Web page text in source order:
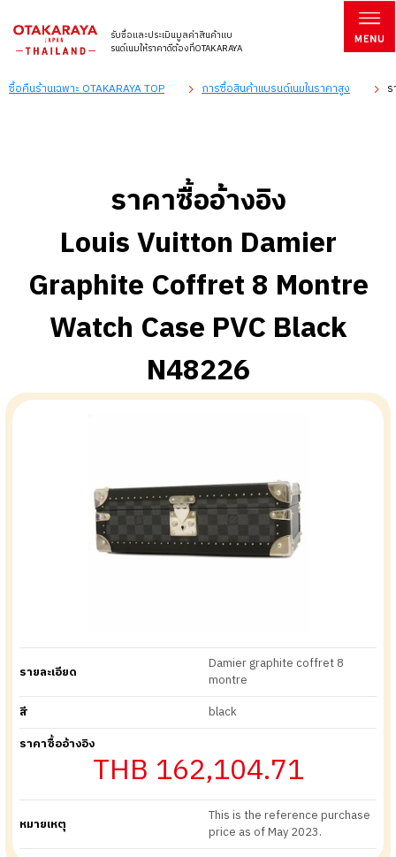
รับซื้อและประเมินมูลค่าสินค้าแบ
รนด์เนมให้ราคาดีต้องที่OTAKARAYA
ซื้อคืนร้านเฉพาะ OTAKARAYA TOP การซื้อสินค้าแบรนด์เนมในราคาสูง
ราคาซื้ออ้างอิง
Louis Vuitton Damier
Graphite Coffret 8 Montre
Watch Case PVC Black
N48226
รายละเอียด
Damier graphite coffret 8
montre
สี
black
ราคาซื้ออ้างอิง
THB 162,104.71
หมายเหตุ
This is the reference purchase
price as of May 2023.